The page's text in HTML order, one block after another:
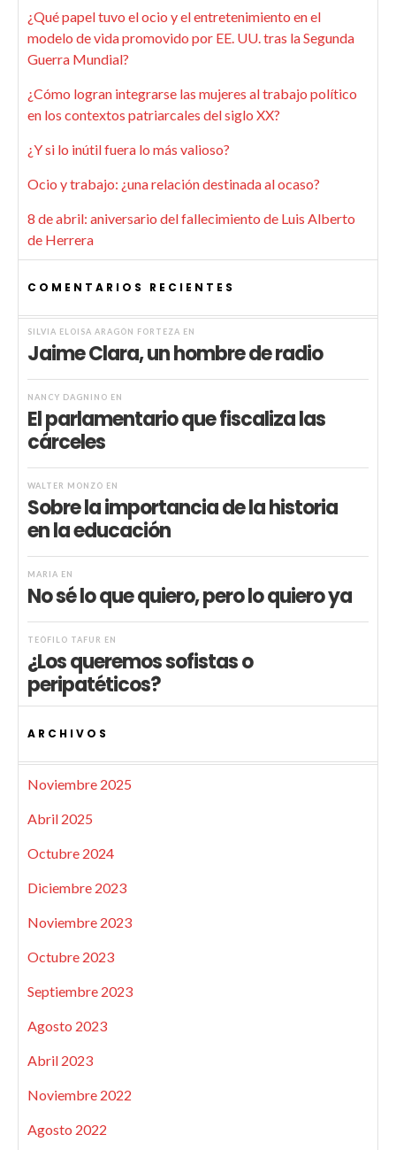
¿Qué papel tuvo el ocio y el entretenimiento en el
modelo de vida promovido por EE. UU. tras la Segunda
Guerra Mundial?
¿Cómo logran integrarse las mujeres al trabajo político
en los contextos patriarcales del siglo XX?
¿Y si lo inútil fuera lo más valioso?
Ocio y trabajo: ¿una relación destinada al ocaso?
8 de abril: aniversario del fallecimiento de Luis Alberto
de Herrera
COMENTARIOS RECIENTES
SILVIA ELOISA ARAGÓN FORTEZA EN
Jaime Clara, un hombre de radio
NANCY DAGNINO EN
El parlamentario que fiscaliza las
cárceles
WALTER MONZÓ EN
Sobre la importancia de la historia
en la educación
MARIA EN
No sé lo que quiero, pero lo quiero ya
TEÓFILO TAFUR EN
¿Los queremos sofistas o
peripatéticos?
ARCHIVOS
Noviembre 2025
Abril 2025
Octubre 2024
Diciembre 2023
Noviembre 2023
Octubre 2023
Septiembre 2023
Agosto 2023
Abril 2023
Noviembre 2022
Agosto 2022